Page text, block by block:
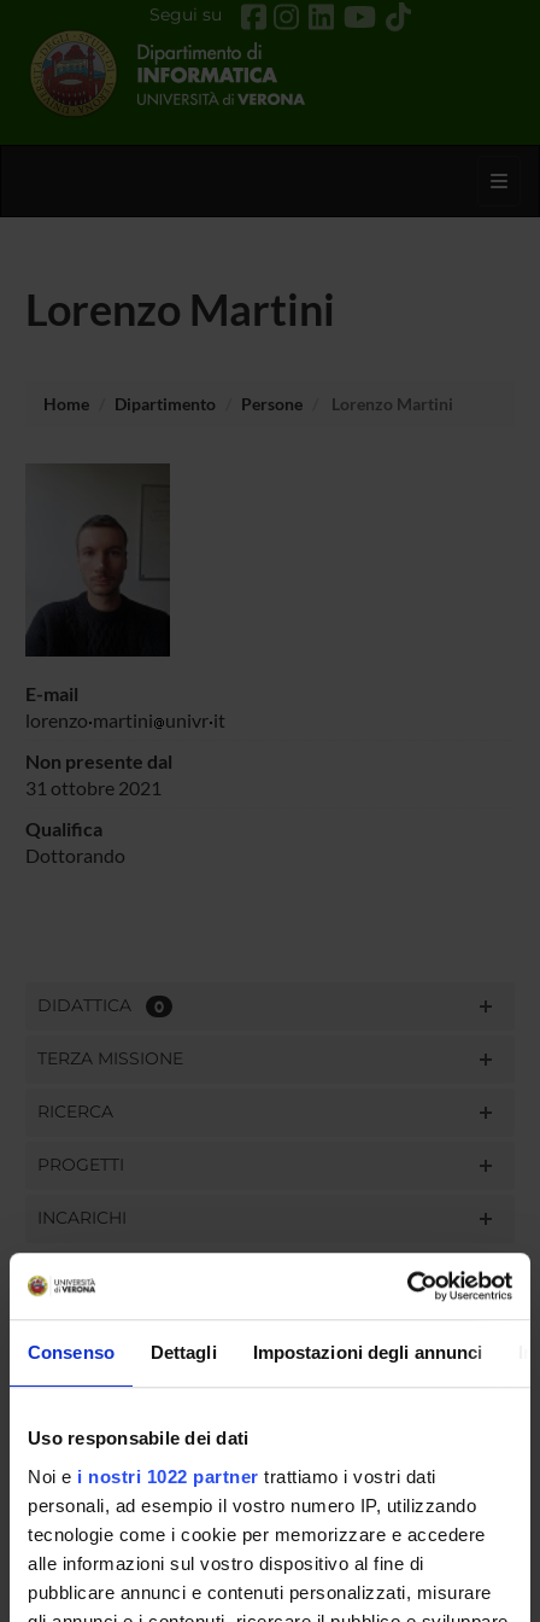
Consenso Dettagli Impostazioni degli annunci
Uso responsabile dei dati
Noi e i nostri 1022 partner trattiamo i vostri dati
personali, ad esempio il vostro numero IP, utilizzando
tecnologie come i cookie per memorizzare e accedere
alle informazioni sul vostro dispositivo al fine di
pubblicare annunci e contenuti personalizzati, misurare
Segui su
Lorenzo Martini
Home Dipartimento Persone Lorenzo Martini
E-mail
lorenzo martini univr it
Non presente dal
31 ottobre 2021
Qualifica
Dottorando
DIDATTICA 0
TERZA MISSIONE
RICERCA
PROGETTI
INCARICHI
ORGANIZZAZIONE
COMMISSIONI
UFFICI E STRUTTURE DI SERVIZIO
SERVIZI DI SEGRETERIA STUDENTI